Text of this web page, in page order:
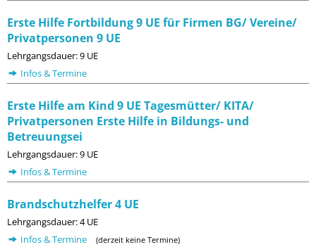
Erste Hilfe Fortbildung 9 UE für Firmen BG/ Vereine/
Privatpersonen 9 UE
Lehrgangsdauer: 9 UE
Infos & Termine
Erste Hilfe am Kind 9 UE Tagesmütter/ KITA/
Privatpersonen Erste Hilfe in Bildungs- und
Betreuungsei
Lehrgangsdauer: 9 UE
Infos & Termine
Brandschutzhelfer 4 UE
Lehrgangsdauer: 4 UE
Infos & Termine
(derzeit keine Termine)